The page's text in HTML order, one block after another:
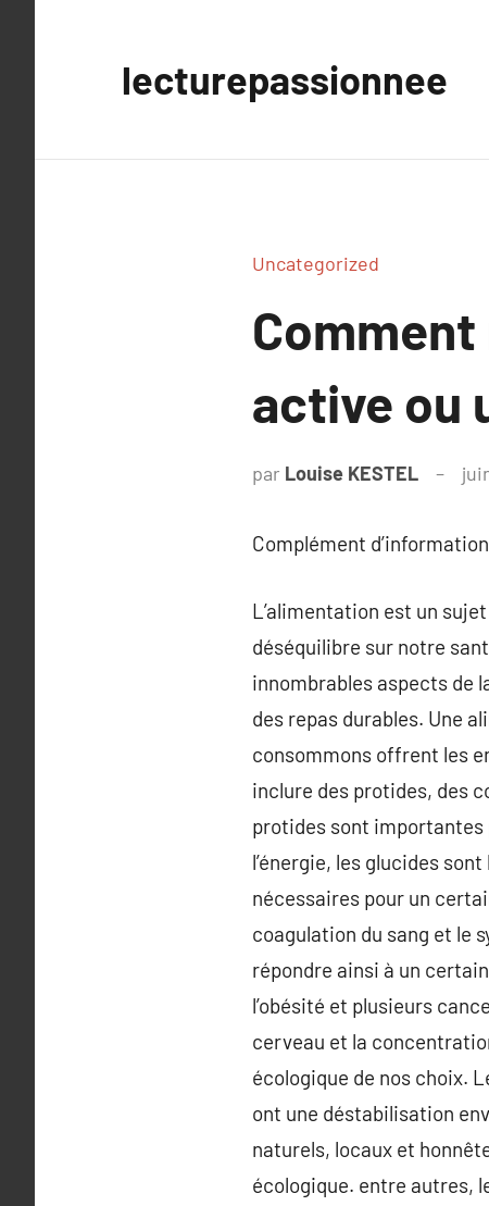
lecturepassionnee
Uncategorized
active ou
par Louise KESTEL
Complément
L’alimentation est un
déséquilibre sur notre
innombrables aspects de
des repas durables. Une
consommons offrent les
inclure des protides, des
protides sont importantes
l’énergie, les glucides
nécessaires pour un
coagulation du sang et le
répondre ainsi à un
l’obésité et plusieurs
cerveau et la
écologique de nos choix.
ont une déstabilisation
naturels, locaux et
écologique. entre autres,